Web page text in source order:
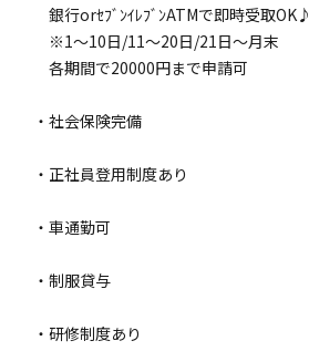
銀行orｾﾌﾞﾝｲﾚﾌﾞﾝATMで即時受取OK♪
※1～10日/11～20日/21日～月末
各期間で20000円まで申請可
・社会保険完備
・正社員登用制度あり
・車通勤可
・制服貸与
・研修制度あり